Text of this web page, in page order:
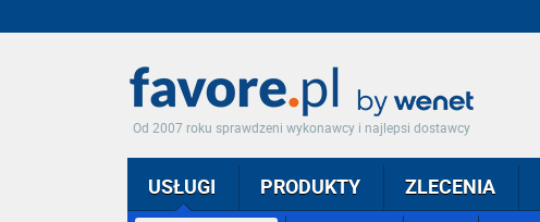
Od 2007 roku sprawdzeni wykonawcy i najlepsi dostawcy
USŁUGI PRODUKTY ZLECENIA